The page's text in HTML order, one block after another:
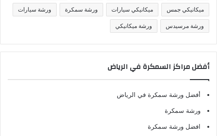
ميكانيكي جمس ميكانيكي سيارات ورشة سمكرة ورشة سيارات
ورشة مرسيدس ورشة ميكانيكي
أفضل مراكز السمكرة في الرياض
أفضل ورشة سمكرة في الرياض
ورشة سمكرة
افضل ورشة سمكرة